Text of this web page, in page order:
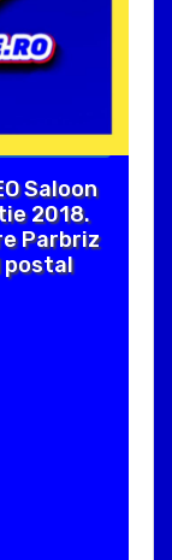
Saloon
2018.
Parbriz
postal